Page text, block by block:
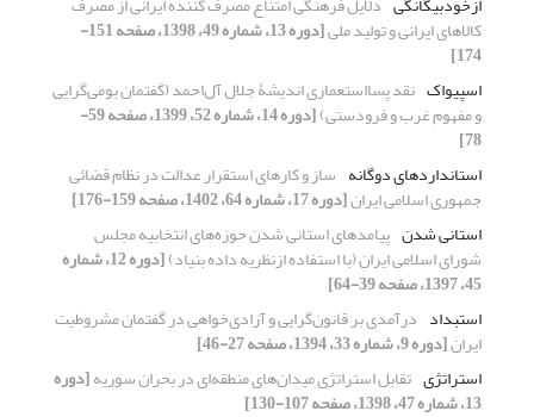
کالاهای ایرانی و تولید ملی [دوره 13، شماره 49، 1398، صفحه 151-
174]
اسپیواک نقد پسااستعماری اندیشۀ جلال آل‌احمد (گفتمان بومی‌گرایی
و مفهوم غرب و فرودستی) [دوره 14، شماره 52، 1399، صفحه 59-
78]
استانداردهای دوگانه ساز و کارهای استقرار عدالت در نظام قضائی
جمهوری اسلامی ایران[دوره 17، شماره 64، 1402، صفحه 159-176]
استانی شدن پیامدهای استانی شدن حوزه‌های انتخابیه مجلس
شورای اسلامی ایران (با استفاده ازنظریه داده بنیاد) [دوره 12، شماره
45، 1397، صفحه 39-64]
استبداد درآمدی بر قانون‌گرایی و آزادی‌خواهی در گفتمان مشروطیت
ایران[دوره 9، شماره 33، 1394، صفحه 27-46]
استراتژی تقابل استراتژی میدان‌های منطقه‌ای در بحران سوریه[دوره
13، شماره 47، 1398، صفحه 107-130]